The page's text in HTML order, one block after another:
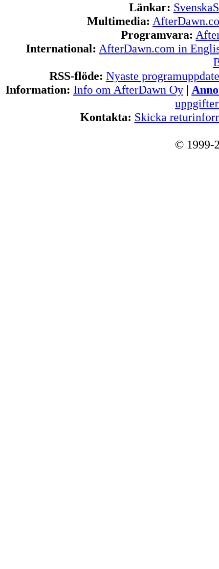
Länkar:
Multimedia:
Programvara:
International: AfterDawn.com in
RSS-flöde: Nyaste
Information: Info om AfterDawn Oy|
Kontakta: Skicka
© 1999-